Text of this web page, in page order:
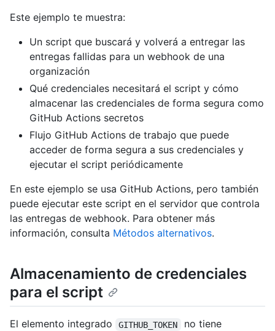
Este ejemplo te muestra:
Un script que buscará y volverá a entregar las
entregas fallidas para un webhook de una
organización
Qué credenciales necesitará el script y cómo
almacenar las credenciales de forma segura como
GitHub Actions secretos
Flujo GitHub Actions de trabajo que puede
acceder de forma segura a sus credenciales y
ejecutar el script periódicamente
En este ejemplo se usa GitHub Actions, pero también
puede ejecutar este script en el servidor que controla
las entregas de webhook. Para obtener más
información, consulta Métodos alternativos.
Almacenamiento de credenciales
para el script
El elemento integrado GITHUB_TOKEN
no tiene